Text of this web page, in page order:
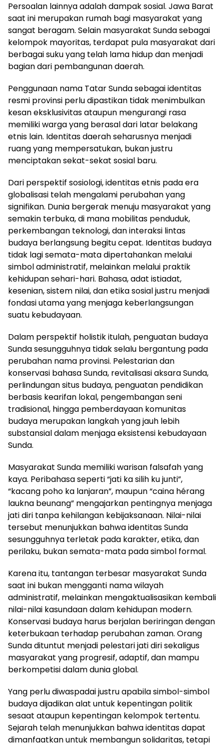
Persoalan lainnya adalah dampak sosial. Jawa Barat
saat ini merupakan rumah bagi masyarakat yang
sangat beragam. Selain masyarakat Sunda sebagai
kelompok mayoritas, terdapat pula masyarakat dari
berbagai suku yang telah lama hidup dan menjadi
bagian dari pembangunan daerah.
Penggunaan nama Tatar Sunda sebagai identitas
resmi provinsi perlu dipastikan tidak menimbulkan
kesan eksklusivitas ataupun mengurangi rasa
memiliki warga yang berasal dari latar belakang
etnis lain. Identitas daerah seharusnya menjadi
ruang yang mempersatukan, bukan justru
menciptakan sekat-sekat sosial baru.
Dari perspektif sosiologi, identitas etnis pada era
globalisasi telah mengalami perubahan yang
signifikan. Dunia bergerak menuju masyarakat yang
semakin terbuka, di mana mobilitas penduduk,
perkembangan teknologi, dan interaksi lintas
budaya berlangsung begitu cepat. Identitas budaya
tidak lagi semata-mata dipertahankan melalui
simbol administratif, melainkan melalui praktik
kehidupan sehari-hari. Bahasa, adat istiadat,
kesenian, sistem nilai, dan etika sosial justru menjadi
fondasi utama yang menjaga keberlangsungan
suatu kebudayaan.
Dalam perspektif holistik itulah, penguatan budaya
Sunda sesungguhnya tidak selalu bergantung pada
perubahan nama provinsi. Pelestarian dan
konservasi bahasa Sunda, revitalisasi aksara Sunda,
perlindungan situs budaya, penguatan pendidikan
berbasis kearifan lokal, pengembangan seni
tradisional, hingga pemberdayaan komunitas
budaya merupakan langkah yang jauh lebih
substansial dalam menjaga eksistensi kebudayaan
Sunda.
Masyarakat Sunda memiliki warisan falsafah yang
kaya. Peribahasa seperti “jati ka silih ku junti”,
“kacang poho ka lanjaran”, maupun “caina hérang
laukna beunang” mengajarkan pentingnya menjaga
jati diri tanpa kehilangan kebijaksanaan. Nilai-nilai
tersebut menunjukkan bahwa identitas Sunda
sesungguhnya terletak pada karakter, etika, dan
perilaku, bukan semata-mata pada simbol formal.
Karena itu, tantangan terbesar masyarakat Sunda
saat ini bukan mengganti nama wilayah
administratif, melainkan mengaktualisasikan kembali
nilai-nilai kasundaan dalam kehidupan modern.
Konservasi budaya harus berjalan beriringan dengan
keterbukaan terhadap perubahan zaman. Orang
Sunda dituntut menjadi pelestari jati diri sekaligus
masyarakat yang progresif, adaptif, dan mampu
berkompetisi dalam dunia global.
Yang perlu diwaspadai justru apabila simbol-simbol
budaya dijadikan alat untuk kepentingan politik
sesaat ataupun kepentingan kelompok tertentu.
Sejarah telah menunjukkan bahwa identitas dapat
dimanfaatkan untuk membangun solidaritas, tetapi